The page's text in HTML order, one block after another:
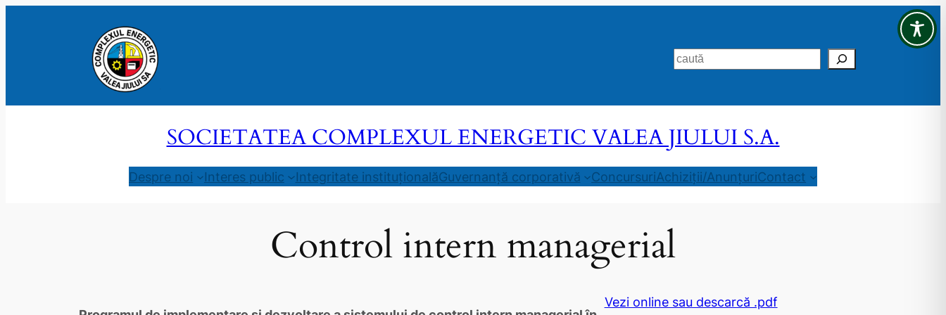
Search
SOCIETATEA COMPLEXUL ENERGETIC VALEA JIULUI S.A.
Despre noi Interes public Integritate instituționalăGuvernanță corporativă ConcursuriAchiziții/AnunțuriContact
Control intern managerial
Vezi online sau descarcă .pdf